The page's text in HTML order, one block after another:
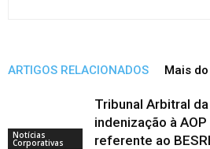
ARTIGOS RELACIONADOS Mais
Notícias
Corporativas
Tribunal Arbitral
indenização à
referente ao